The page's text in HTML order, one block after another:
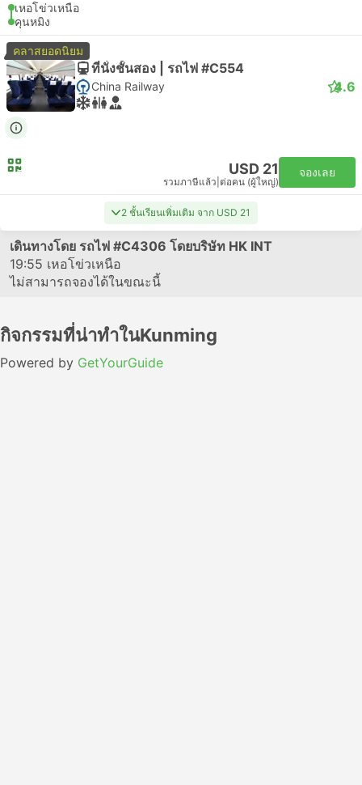
เหอโข่วเหนือ
คุนหมิง
คลาสยอดนิยม
ที่นั่งชั้นสอง | รถไฟ #C554
China Railway 4.6
USD 21
รวมภาษีแล้ว ต่อคน (ผู้ใหญ่)
จองเลย
2 ชั้นเรียนเพิ่มเติม จาก USD 21
เดินทางโดย รถไฟ #C4306 โดยบริษัท HK INT
19:55 เหอโข่วเหนือ
ไม่สามารถจองได้ในขณะนี้
กิจกรรมที่น่าทำในKunming
Powered by GetYourGuide